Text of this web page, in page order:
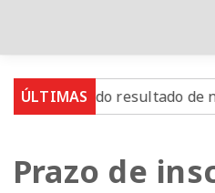
ÚLTIMAS
resultado de nova
Prazo de